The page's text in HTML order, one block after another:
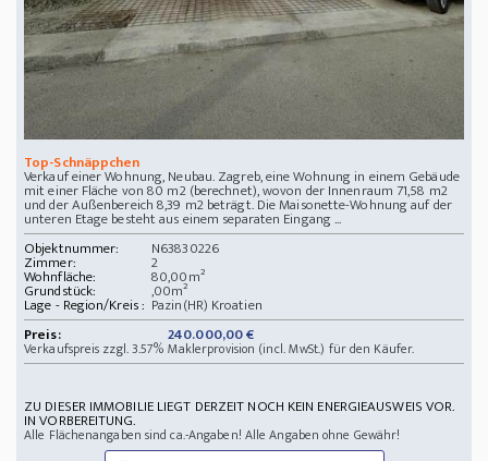
Top-Schnäppchen
Verkauf einer Wohnung, Neubau. Zagreb, eine Wohnung in einem Gebäude
mit einer Fläche von 80 m2 (berechnet), wovon der Innenraum 71,58 m2
und der Außenbereich 8,39 m2 beträgt. Die Maisonette-Wohnung auf der
unteren Etage besteht aus einem separaten Eingang ...
Objektnummer:
N63830226
Zimmer: 2
Wohnfläche: 80,00m²
Grundstück: ,00m²
Lage - Region/Kreis : Pazin(HR) Kroatien
Preis:
240.000,00 €
Verkaufspreis zzgl. 3.57% Maklerprovision (incl. MwSt.) für den Käufer.
ZU DIESER IMMOBILIE LIEGT DERZEIT NOCH KEIN ENERGIEAUSWEIS VOR.
IN VORBEREITUNG.
Alle Flächenangaben sind ca.-Angaben! Alle Angaben ohne Gewähr!